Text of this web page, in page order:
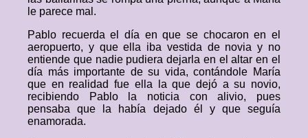
le parece mal.
Pablo recuerda el día en que se chocaron en el
aeropuerto, y que ella iba vestida de novia y no
entiende que nadie pudiera dejarla en el altar en el
día más importante de su vida, contándole María
que en realidad fue ella la que dejó a su novio,
recibiendo Pablo la noticia con alivio, pues
pensaba que la había dejado él y que seguía
enamorada.